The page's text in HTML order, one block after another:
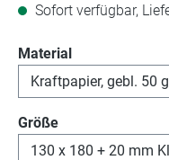
Sofort verfügbar,
Materialauswählen
Größeauswählen